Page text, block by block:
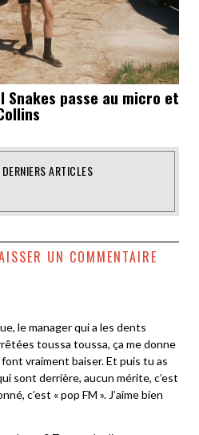
Snakes passe au micro et
DERNIERS ARTICLES
UN COMMENTAIRE
le manager qui a les dents
toussa toussa, ça me donne
vraiment baiser. Et puis tu as
sont derrière, aucun mérite, c’est
c’est « pop FM ». J’aime bien